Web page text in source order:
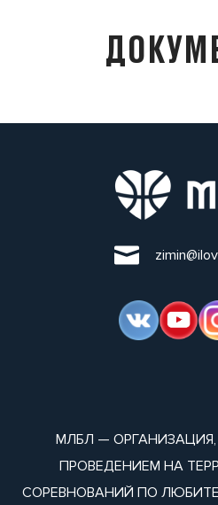
МЛБЛ —
ПРОВЕДЕНИЕМ НА
СОРЕВНОВАНИЙ ПО